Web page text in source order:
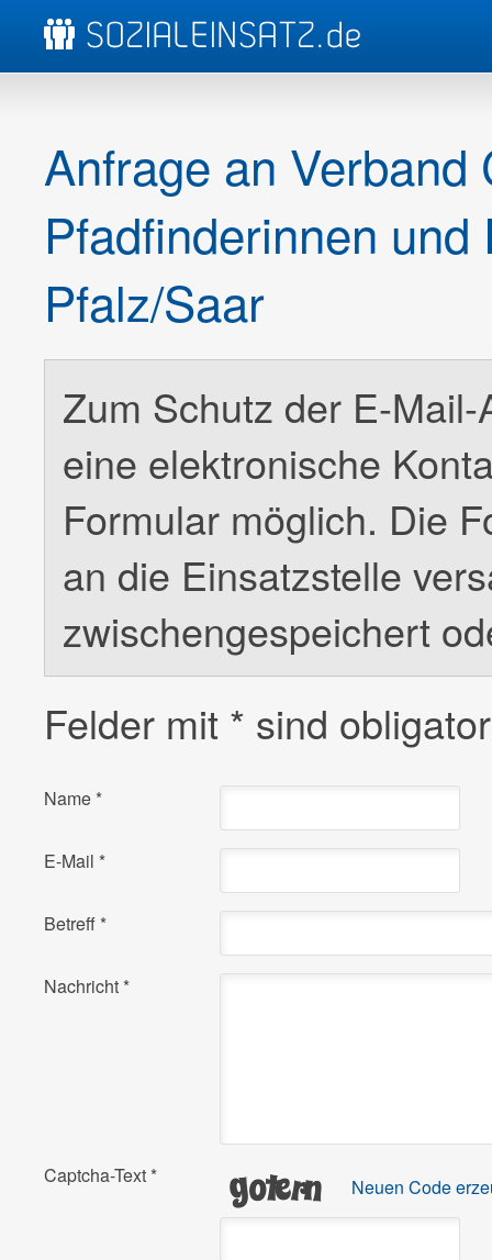
Anfrage an Verband
Pfadfinderinnen
Pfalz/Saar
Zum Schutz der E-
eine elektronische
Formular möglich. Die
an die Einsatzstelle
zwischengespeichert
Felder mit * sind
Name *
E-Mail *
Betreff *
Nachricht *
Captcha-Text * Neuen Code